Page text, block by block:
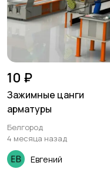
10 ₽
Зажимные цанги
арматуры
Белгород
4 месяца назад
Евгений